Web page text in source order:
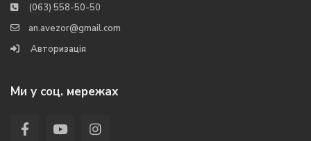
(063) 558-50-50
an.avezor@gmail.com
Авторизація
Ми у соц. мережах